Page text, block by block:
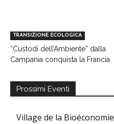
TRANSIZIONE ECOLOGICA
“Custodi dell’Ambiente” dalla
Campania conquista la Francia
Prossimi Eventi
Village de la Bioéconomie